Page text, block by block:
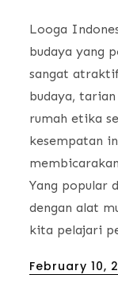
Looga
budaya yang
sangat
budaya,
rumah etika
kesempatan
Yang popular
dengan alat
kita pelajari
Posted
February 10,